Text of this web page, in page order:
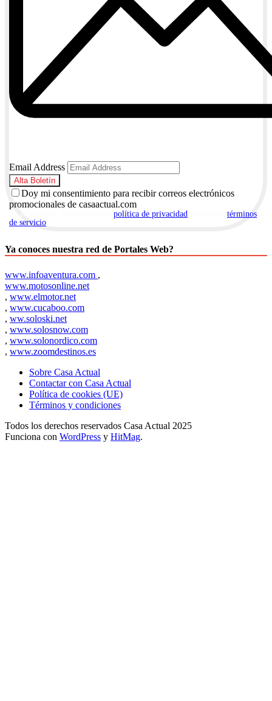
Email Address
Doy mi consentimiento para recibir correos electrónicos
promocionales de casaactual.com
política de privacidad
términos
de servicio
Ya conoces nuestra red de Portales Web?
www.infoaventura.com ,
www.motosonline.net
, www.elmotor.net
, www.cucaboo.com
, ww.soloski.net
, www.solosnow.com
, www.solonordico.com
, www.zoomdestinos.es
Sobre Casa Actual
Contactar con Casa Actual
Política de cookies (UE)
Términos y condiciones
Todos los derechos reservados Casa Actual 2025
Funciona con WordPress y HitMag.